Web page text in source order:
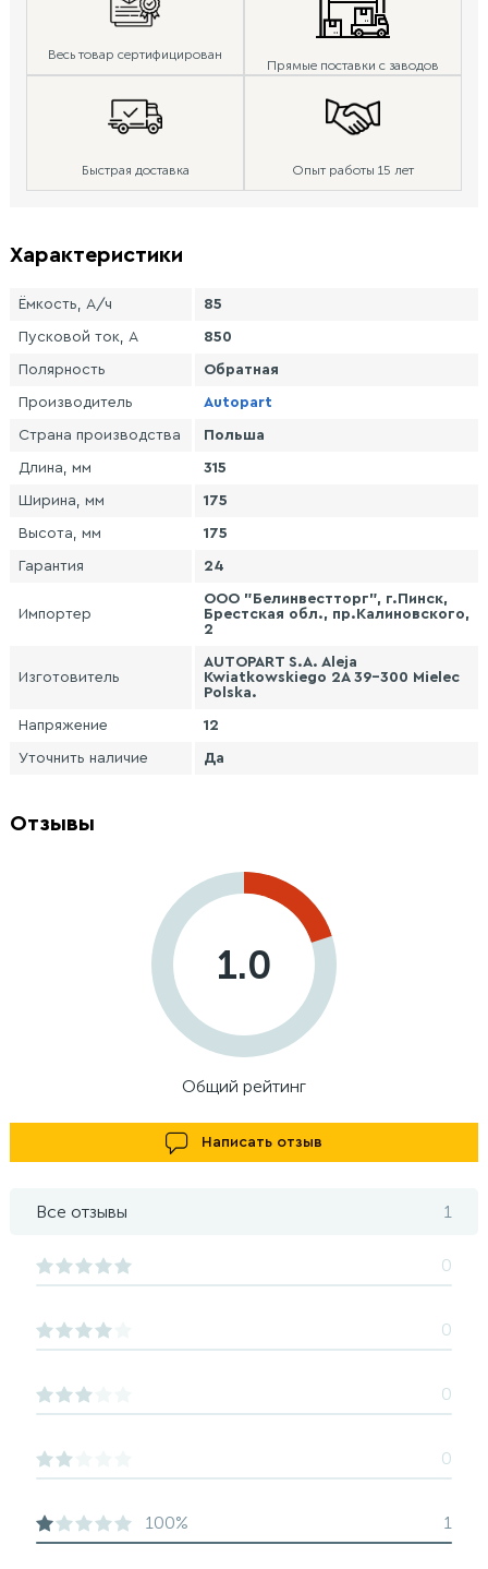
Весь товар сертифицирован
Прямые поставки с заводов
Быстрая доставка Опыт работы 15 лет
Характеристики
Ёмкость, А/ч 85
Пусковой ток, А 850
Полярность Обратная
Производитель Autopart
Страна производства Польша
Длина, мм 315
Ширина, мм 175
Высота, мм 175
Гарантия 24
Импортер
ООО "Белинвестторг", г.Пинск,
Брестская обл., пр.Калиновского,
2
Изготовитель
AUTOPART S.A. Aleja
Kwiatkowskiego 2A 39-300 Mielec
Polska.
Напряжение 12
Уточнить наличие Да
Отзывы
1.0
Общий рейтинг
Написать отзыв
Все отзывы 1
0
0
0
0
100% 1